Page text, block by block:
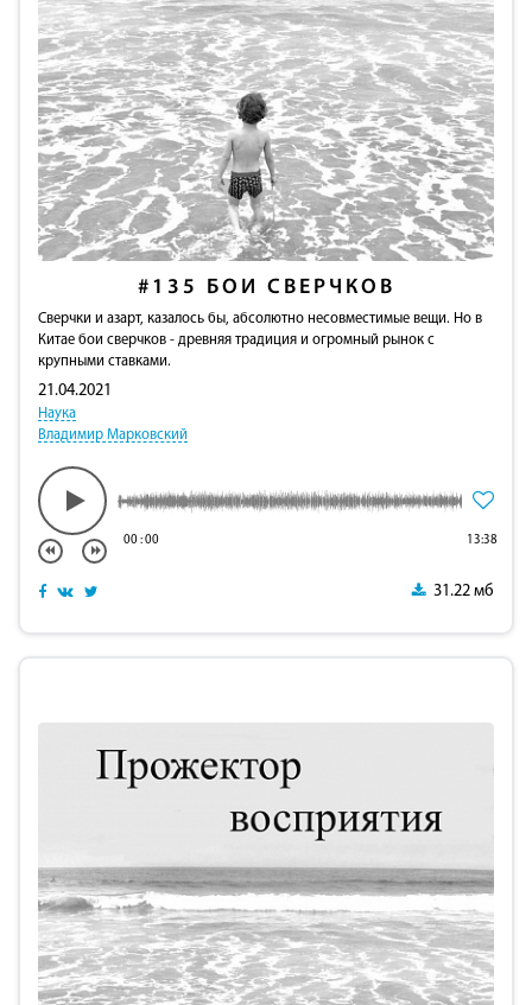
#135 БОИ СВЕРЧКОВ
Сверчки и азарт, казалось бы, абсолютно несовместимые вещи. Но в
Китае бои сверчков - древняя традиция и огромный рынок с
крупными ставками.
21.04.2021
Наука
Владимир Марковский
00:00 13:38
31.22 мб